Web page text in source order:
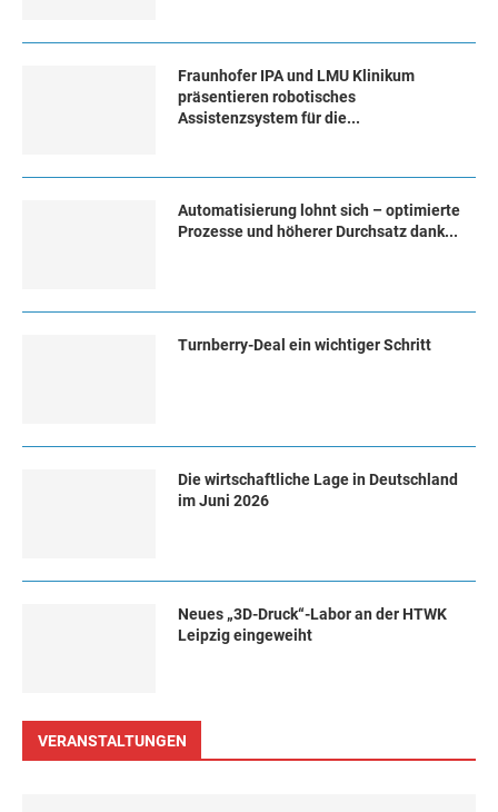
Fraunhofer IPA und LMU Klinikum
präsentieren robotisches
Assistenzsystem für die...
Automatisierung lohnt sich – optimierte
Prozesse und höherer Durchsatz dank...
Turn­ber­ry-Deal ein wich­ti­ger Schritt
Die wirtschaftliche Lage in Deutschland
im Juni 2026
Neues „3D-Druck“-Labor an der HTWK
Leipzig eingeweiht
VERANSTALTUNGEN